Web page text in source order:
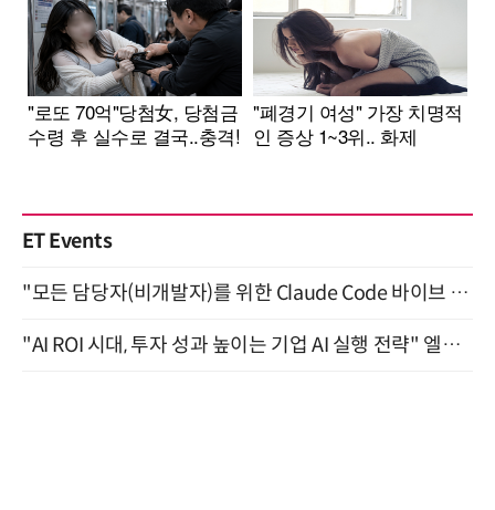
ET Events
"모든 담당자(비개발자)를 위한 Claude Code 바이브 코딩 2-day 부트캠프" 9월 16~17일 개최
"AI ROI 시대, 투자 성과 높이는 기업 AI 실행 전략" 엘타워 6층 (9월 18일)